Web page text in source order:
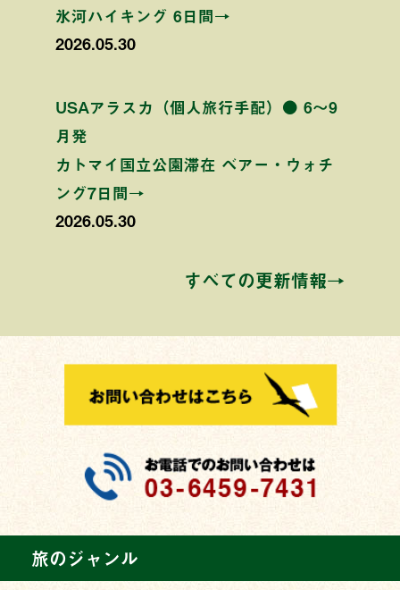
氷河ハイキング 6日間→
2026.05.30
USAアラスカ（個人旅行手配）● 6〜9
月発
カトマイ国立公園滞在 ベアー・ウォチ
ング7日間→
2026.05.30
すべての更新情報→
旅のジャンル